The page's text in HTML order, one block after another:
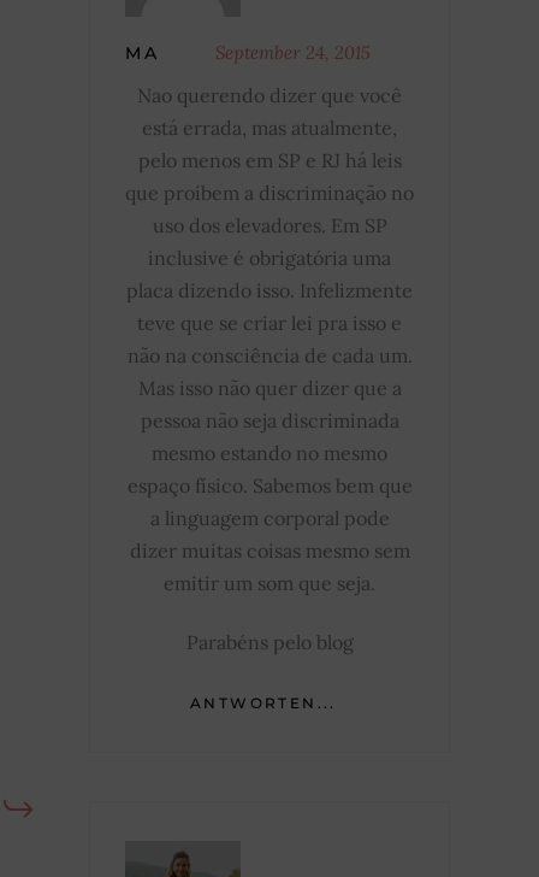
MA September 24, 2015
Nao querendo dizer que você
está errada, mas atualmente,
pelo menos em SP e RJ há leis
que proíbem a discriminação no
uso dos elevadores. Em SP
inclusive é obrigatória uma
placa dizendo isso. Infelizmente
teve que se criar lei pra isso e
não na consciência de cada um.
Mas isso não quer dizer que a
pessoa não seja discriminada
mesmo estando no mesmo
espaço físico. Sabemos bem que
a linguagem corporal pode
dizer muitas coisas mesmo sem
emitir um som que seja.
Parabéns pelo blog
ANTWORTEN...